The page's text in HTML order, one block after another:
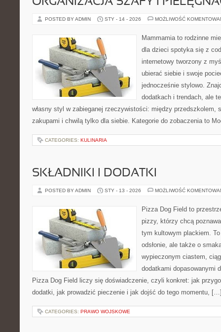
POSTED BY ADMIN STY - 14 - 2026 MOŻLIWOŚĆ
Mammamia to rodzinne
dla dzieci spotyka się z
internetowy tworzony z
ubierać siebie i swoje
jednocześnie stylowo.
dodatkach i trendach, ale
własny styl w zabieganej rzeczywistości: między przedszkolem,
zakupami i chwilą tylko dla siebie. Kategorie do zobaczenia to
CATEGORIES: KULINARIA
SKŁADNIKI I DODATKI
POSTED BY ADMIN STY - 13 - 2026 MOŻLIWOŚĆ
Pizza Dog Field to
pizzy, którzy chcą
tym kultowym plackiem.
odsłonie, ale także o
wypieczonym ciastem,
dodatkami dopasowanymi
Pizza Dog Field liczy się doświadczenie, czyli konkret: jak
dodatki, jak prowadzić pieczenie i jak dojść do tego momentu,
CATEGORIES: PRAWO WOJSKOWE